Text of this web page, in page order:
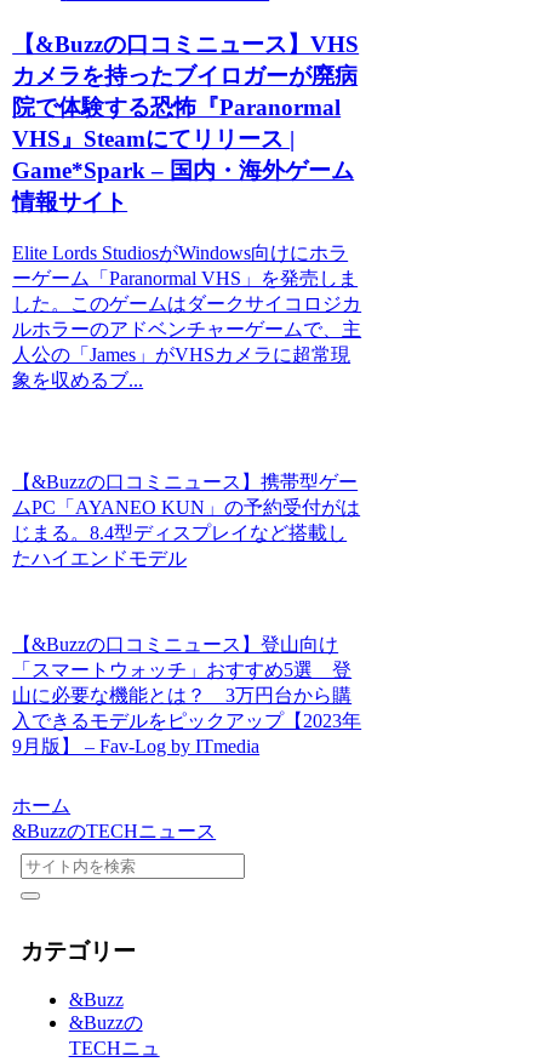
【&Buzzの口コミニュース】VHS
カメラを持ったブイロガーが廃病
院で体験する恐怖『Paranormal
VHS』Steamにてリリース |
Game*Spark – 国内・海外ゲーム
情報サイト
Elite Lords StudiosがWindows向けにホラ
ーゲーム「Paranormal VHS」を発売しま
した。このゲームはダークサイコロジカ
ルホラーのアドベンチャーゲームで、主
人公の「James」がVHSカメラに超常現
象を収めるブ...
【&Buzzの口コミニュース】携帯型ゲー
ムPC「AYANEO KUN」の予約受付がは
じまる。8.4型ディスプレイなど搭載し
たハイエンドモデル
【&Buzzの口コミニュース】登山向け
「スマートウォッチ」おすすめ5選 登
山に必要な機能とは？ 3万円台から購
入できるモデルをピックアップ【2023年
9月版】 – Fav-Log by ITmedia
ホーム
&BuzzのTECHニュース
カテゴリー
&Buzz
&Buzzの
TECHニュ